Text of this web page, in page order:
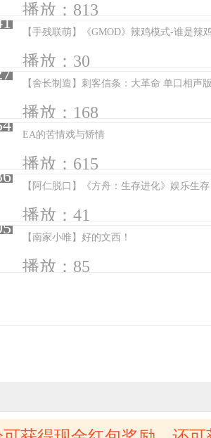
播放：813
【手残联萌】《GMOD》辣鸡模式-谁是辣
播放：30
【舍长制造】刺客信条：大革命 单口相声
播放：168
EA的苦情戏与矫情
播放：615
【阿仁脱口】《方舟：生存进化》娱乐生
播放：41
【南家小唯】好的文西！
播放：85